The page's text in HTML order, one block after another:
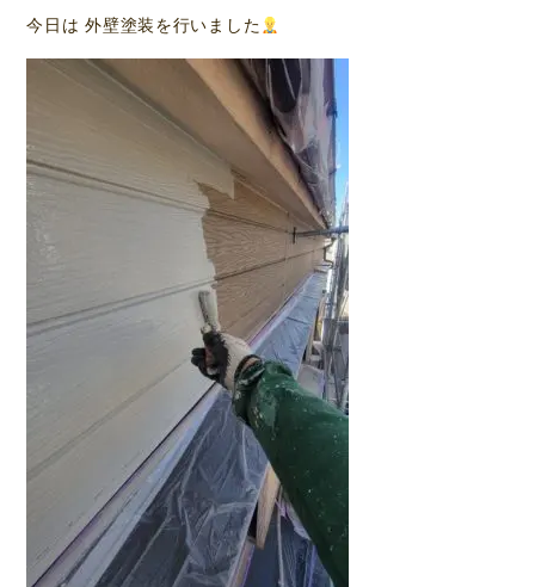
今日は 外壁塗装を行いました